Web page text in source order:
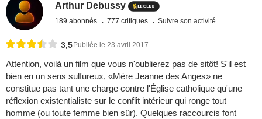
Arthur Debussy
189 abonnés 777 critiques Suivre son activité
3,5Publiée le 23 avril 2017
Attention, voilà un film que vous n'oublierez pas de sitôt! S'il est
bien en un sens sulfureux, «Mère Jeanne des Anges» ne
constitue pas tant une charge contre l'Église catholique qu'une
réflexion existentialiste sur le conflit intérieur qui ronge tout
homme (ou toute femme bien sûr). Quelques raccourcis font